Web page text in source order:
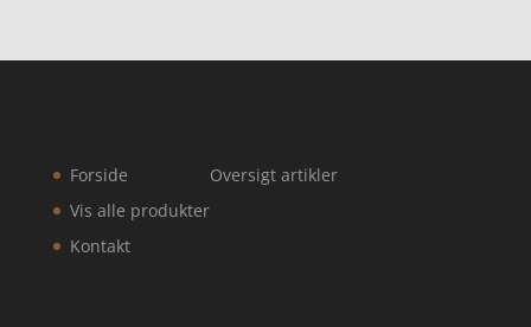
Forside
Vis alle produkter
Kontakt
Oversigt artikler